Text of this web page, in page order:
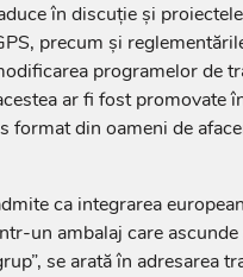
în discuție și
precum și
programelor de
ar fi fost promovate
format din oameni de
ca integrarea
un ambalaj care ascunde
se arată în adresarea